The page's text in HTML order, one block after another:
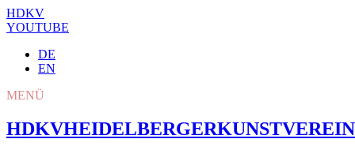
HDKV
YOUTUBE
DE
EN
MENÜ
HDKVHEIDELBERGERKUNSTVEREIN